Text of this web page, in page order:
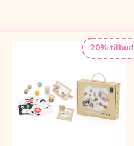
20% tilbud